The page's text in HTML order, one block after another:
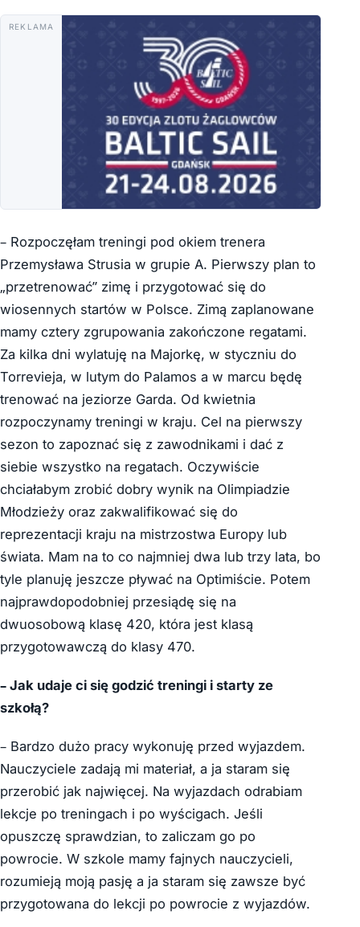
REKLAMA
– Rozpoczęłam treningi pod okiem trenera
Przemysława Strusia w grupie A. Pierwszy plan to
„przetrenować” zimę i przygotować się do
wiosennych startów w Polsce. Zimą zaplanowane
mamy cztery zgrupowania zakończone regatami.
Za kilka dni wylatuję na Majorkę, w styczniu do
Torrevieja, w lutym do Palamos a w marcu będę
trenować na jeziorze Garda. Od kwietnia
rozpoczynamy treningi w kraju. Cel na pierwszy
sezon to zapoznać się z zawodnikami i dać z
siebie wszystko na regatach. Oczywiście
chciałabym zrobić dobry wynik na Olimpiadzie
Młodzieży oraz zakwalifikować się do
reprezentacji kraju na mistrzostwa Europy lub
świata. Mam na to co najmniej dwa lub trzy lata, bo
tyle planuję jeszcze pływać na Optimiście. Potem
najprawdopodobniej przesiądę się na
dwuosobową klasę 420, która jest klasą
przygotowawczą do klasy 470.
– Jak udaje ci się godzić treningi i starty ze
szkołą?
– Bardzo dużo pracy wykonuję przed wyjazdem.
Nauczyciele zadają mi materiał, a ja staram się
przerobić jak najwięcej. Na wyjazdach odrabiam
lekcje po treningach i po wyścigach. Jeśli
opuszczę sprawdzian, to zaliczam go po
powrocie. W szkole mamy fajnych nauczycieli,
rozumieją moją pasję a ja staram się zawsze być
przygotowana do lekcji po powrocie z wyjazdów.